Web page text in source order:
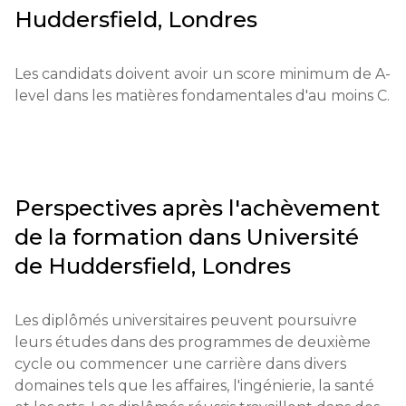
Processus de candidature : Les candidats doivent
candidature avant la date limite établie. Les frais de
candidature s'élèvent à environ 22 £.
Documents requis : Lettres de recommandation,
résultats de tests et diplômes.
Exigences pour les étudiants internationaux : Un
Conditions financières : Une preuve de fonds pour
les frais de scolarité et les dépenses de la vie est
requise.
Huddersfield, Londres
Les candidats doivent avoir un score minimum de A-
level dans les matières fondamentales d'au moins C.
Perspectives après l'achèvement
de la formation dans Université
de Huddersfield, Londres
Les diplômés universitaires peuvent poursuivre
leurs études dans des programmes de deuxième
cycle ou commencer une carrière dans divers
domaines tels que les affaires, l'ingénierie, la santé